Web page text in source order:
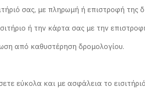
σας, με πληρωμή ή επιστροφή της
ή την κάρτα σας με την
από καθυστέρηση δρομολογίου.
εύκολα και με ασφάλεια το